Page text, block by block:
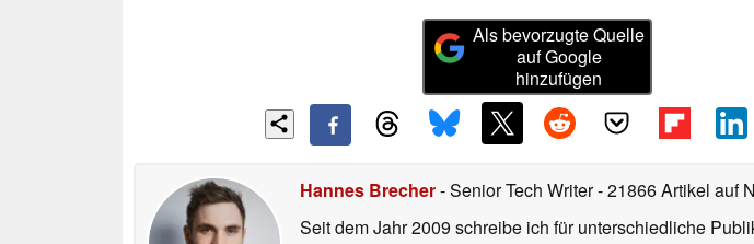
Als bevorzugte Quelle
auf Google
hinzufügen
Hannes Brecher- Senior Tech Writer- 21866 Artikel auf
Seit dem Jahr 2009 schreibe ich für unterschiedliche